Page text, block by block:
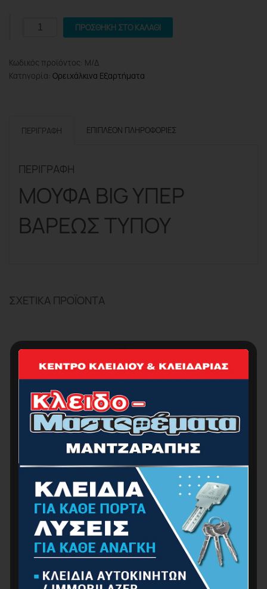
Μούφα
ΒαρέωςΤύπου
ποσότητα
ΠΡΟΣΘΉΚΗ ΣΤΟ ΚΑΛΆΘΙ
Κωδικός προϊόντος: Μ/Δ
Κατηγορία: Ορειχάλκινα Εξαρτήματα
ΠΕΡΙΓΡΑΦΉ ΕΠΙΠΛΈΟΝ ΠΛΗΡΟΦΟΡΊΕΣ
ΠΕΡΙΓΡΑΦΉ
ΜΟΥΦΑ BIG ΥΠΕΡ
ΒΑΡΕΩΣ ΤΥΠΟΥ
ΣΧΕΤΙΚΆ ΠΡΟΪΌΝΤΑ
Συστολή Αμερικής BIG Υπερ Βαρέως Τύπου
1.30€ – 2.00 €